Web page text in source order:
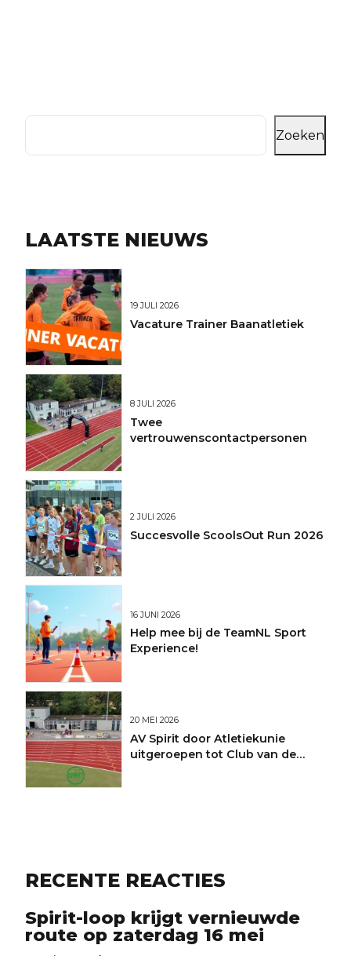
Zoeken
LAATSTE NIEUWS
19 JULI 2026
Vacature Trainer Baanatletiek
8 JULI 2026
Twee
vertrouwenscontactpersonen
2 JULI 2026
Succesvolle ScoolsOut Run 2026
16 JUNI 2026
Help mee bij de TeamNL Sport
Experience!
20 MEI 2026
AV Spirit door Atletiekunie
uitgeroepen tot Club van de
RECENTE REACTIES
Spirit-loop krijgt vernieuwde
route op zaterdag 16 mei